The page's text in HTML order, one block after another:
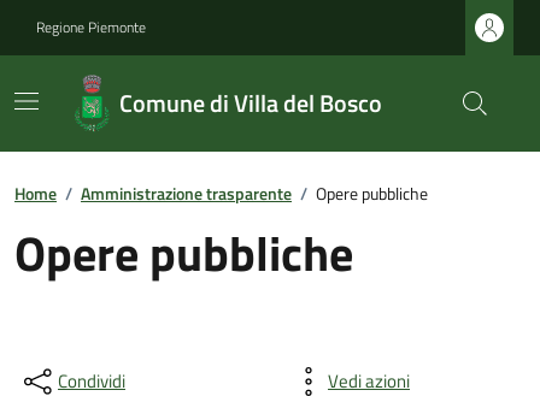
Regione Piemonte
Comune di Villa del Bosco
Home / Amministrazione trasparente / Opere pubbliche
Opere pubbliche
Condividi Vedi azioni